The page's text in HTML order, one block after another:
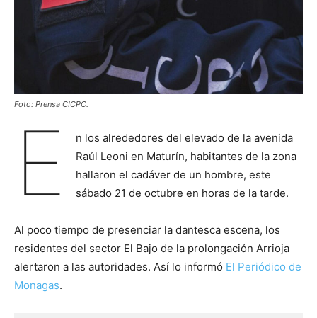
Foto: Prensa CICPC.
E
n los alrededores del elevado de la avenida
Raúl Leoni en Maturín, habitantes de la zona
hallaron el cadáver de un hombre, este
sábado 21 de octubre en horas de la tarde.
Al poco tiempo de presenciar la dantesca escena, los
residentes del sector El Bajo de la prolongación Arrioja
alertaron a las autoridades. Así lo informó El Periódico de
Monagas.